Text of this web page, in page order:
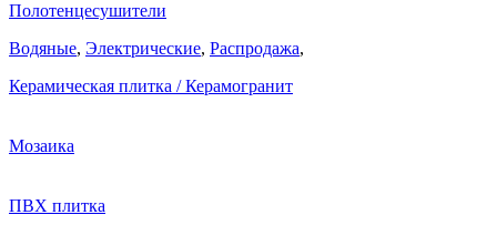
Полотенцесушители
Водяные, Электрические, Распродажа,
Керамическая плитка / Керамогранит
Мозаика
ПВХ плитка